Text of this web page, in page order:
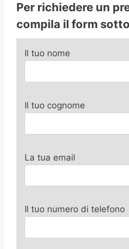
Per richiedere un
compila il form
Il tuo nome
Il tuo cognome
La tua email
Il tuo numero di telefono